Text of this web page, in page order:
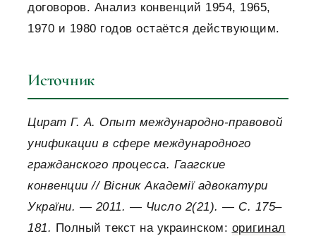
договоров. Анализ конвенций 1954, 1965,
1970 и 1980 годов остаётся действующим.
Источник
Цират Г. А. Опыт международно-правовой
унификации в сфере международного
гражданского процесса. Гаагские
конвенции // Вісник Академії адвокатури
України. — 2011. — Число 2(21). — С. 175–
181. Полный текст на украинском: оригинал